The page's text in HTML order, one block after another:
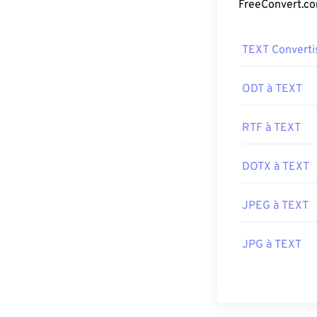
La plupart des
utilisation est
La plupart des
mais il est
un outil plus
Sortie initiale :
TEXT
ODT à TEXT
RTF à TEXT
DOTX à TEXT
JPEG à TEXT
JPG à TEXT